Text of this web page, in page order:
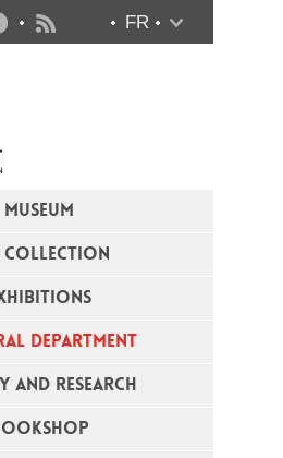
MUSEUM
COLLECTION
DEPARTMENT
AND RESEARCH
FR
Practical info